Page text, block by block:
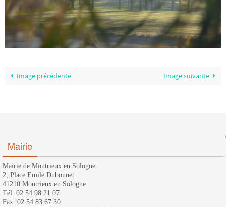
Image précédente Image suivante
Mairie
Mairie de Montrieux en Sologne
2, Place Emile Dubonnet
41210 Montrieux en Sologne
Tél: 02.54.98.21.07
Fax: 02.54.83.67.30